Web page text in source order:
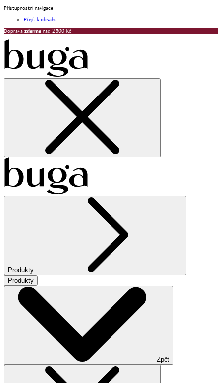
Přístupnostní navigace
Přejít k obsahu
Doprava zdarma nad 2 500 Kč
Produkty
Produkty
Zpět